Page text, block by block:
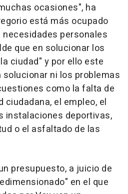
ocasiones", ha
está más ocupado
personales
que en solucionar los
ciudad" y por ello este
ni los problemas
como la falta de
ciudadana, el empleo, el
instalaciones deportivas,
o el asfaltado de las
presupuesto, a juicio de
en el que